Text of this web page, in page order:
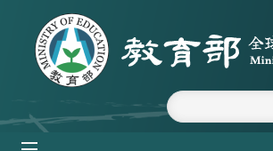
跳到主要內容區塊